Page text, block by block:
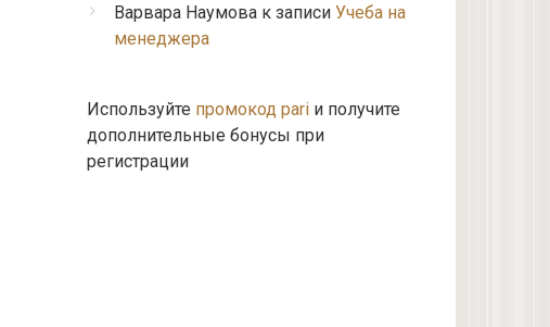
Варвара Наумова к записи Учеба на
менеджера
Используйте промокод pari и получите
дополнительные бонусы при
регистрации